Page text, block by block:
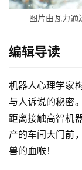
图片由瓦力通
编辑导读
机器人心理学家
与人诉说的秘密
距离接触高智机
产的车间大门前
兽的血喉！